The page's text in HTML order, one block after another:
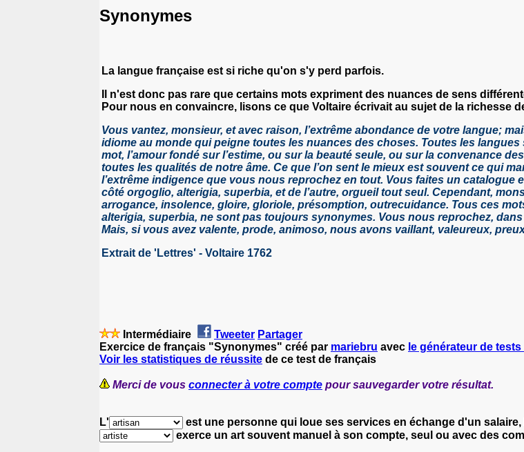
Synonymes
La langue française est si riche qu'on s'y perd parfois.
Il n'est donc pas rare que certains mots expriment des nuances de sens
Pour nous en convaincre, lisons ce que Voltaire écrivait au sujet de la richesse
Vous vantez, monsieur, et avec raison, l’extrême abondance de votre langue;
idiome au monde qui peigne toutes les nuances des choses. Toutes les
mot, l’amour fondé sur l’estime, ou sur la beauté seule, ou sur la convenance
toutes les qualités de notre âme. Ce que l’on sent le mieux est souvent ce qui
l’extrême indigence que vous nous reprochez en tout. Vous faites un
côté orgoglio, alterigia, superbia, et de l’autre, orgueil tout seul. Cependant,
arrogance, insolence, gloire, gloriole, présomption, outrecuidance. Tous ces
alterigia, superbia, ne sont pas toujours synonymes. Vous nous reprochez,
Mais, si vous avez valente, prode, animoso, nous avons vaillant, valeureux,
Extrait de 'Lettres' - Voltaire 1762
Intermédiaire Tweeter Partager
Exercice de français "Synonymes" créé par mariebru avec le générateur de
Voir les statistiques de réussite de ce test de français
Merci de vous connecter à votre compte pour sauvegarder votre résultat.
L' est une personne qui loue ses services en échange d'un salaire,
exerce un art souvent manuel à son compte, seul ou avec des